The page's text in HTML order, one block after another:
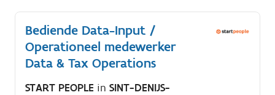
Bediende Data-Input /
Operationeel medewerker
Data & Tax Operations
START PEOPLE in SINT-DENIJS-